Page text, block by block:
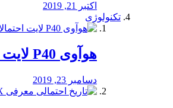
اکتبر 21, 2019
تکنولوژی
هوآوی P40 لایت احتمالا موبا
دسامبر 23, 2019